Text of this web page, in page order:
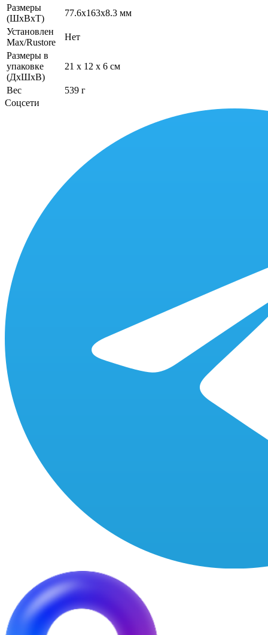
Размеры
(ШхВхТ)
77.6x163x8.3 мм
Установлен
Max/Rustore
Нет
Размеры в
упаковке
(ДхШхВ)
21 x 12 x 6 см
Вес
539 г
Соцсети